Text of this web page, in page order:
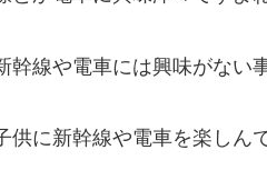
線や電車には興味がない
供に新幹線や電車を楽しん